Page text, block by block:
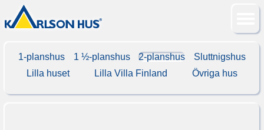
1-planshus 1 ½-planshus 2-planshus
Sluttnigshus
Lilla huset
Lilla Villa Finland Övriga hus